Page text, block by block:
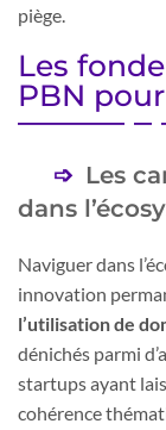
piège.
Les
PBN
Les
dans
Naviguer dans
innovation
l’utilisation de
dénichés parmi
startups ayant
cohérence